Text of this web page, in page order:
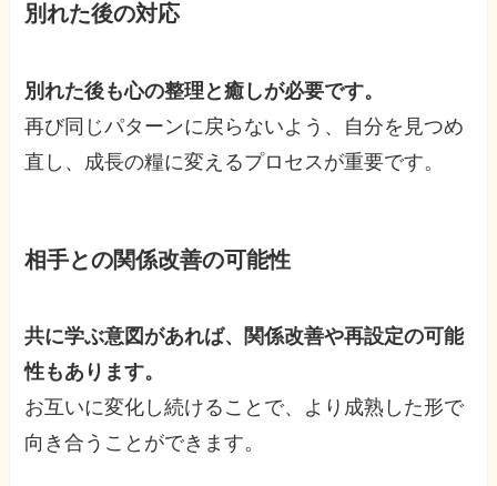
別れた後の対応
別れた後も心の整理と癒しが必要です。
再び同じパターンに戻らないよう、自分を見つめ
直し、成長の糧に変えるプロセスが重要です。
相手との関係改善の可能性
共に学ぶ意図があれば、関係改善や再設定の可能
性もあります。
お互いに変化し続けることで、より成熟した形で
向き合うことができます。